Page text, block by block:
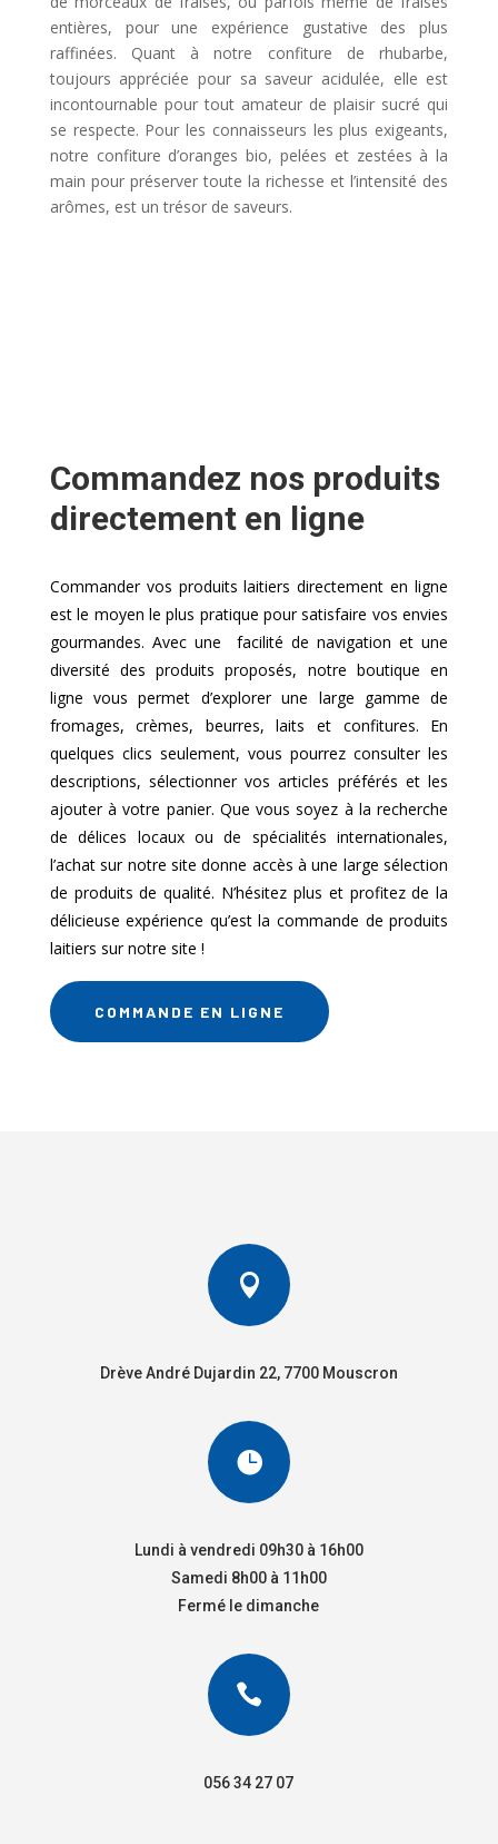
entières, pour une expérience gustative des plus
raffinées. Quant à notre confiture de rhubarbe,
toujours appréciée pour sa saveur acidulée, elle est
incontournable pour tout amateur de plaisir sucré qui
se respecte. Pour les connaisseurs les plus exigeants,
notre confiture d’oranges bio, pelées et zestées à la
main pour préserver toute la richesse et l’intensité des
arômes, est un trésor de saveurs.
Commandez nos produits
directement en ligne
Commander vos produits laitiers directement en ligne
est le moyen le plus pratique pour satisfaire vos envies
gourmandes. Avec une facilité de navigation et une
diversité des produits proposés, notre boutique en
ligne vous permet d’explorer une large gamme de
fromages, crèmes, beurres, laits et confitures. En
quelques clics seulement, vous pourrez consulter les
descriptions, sélectionner vos articles préférés et les
ajouter à votre panier. Que vous soyez à la recherche
de délices locaux ou de spécialités internationales,
l’achat sur notre site donne accès à une large sélection
de produits de qualité. N’hésitez plus et profitez de la
délicieuse expérience qu’est la commande de produits
laitiers sur notre site !
COMMANDE EN LIGNE

Drève André Dujardin 22, 7700 Mouscron

Lundi à vendredi 09h30 à 16h00
Samedi 8h00 à 11h00
Fermé le dimanche

056 34 27 07